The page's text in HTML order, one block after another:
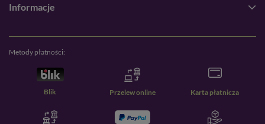
Informacje
Metody płatności:
Blik Przelew online Karta płatnicza